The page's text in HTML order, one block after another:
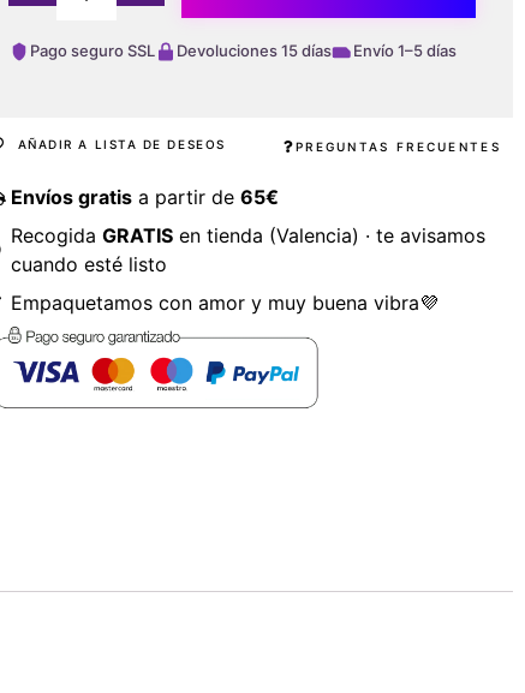
Pago seguro SSL Devoluciones 15 días Envío 1–5 días
AÑADIR A LISTA DE DESEOS PREGUNTAS FRECUENTES
Envíos gratis a partir de65€
RecogidaGRATIS en tienda (Valencia) · te avisamos
cuando esté listo
Empaquetamos con amor y muy buena vibra💜